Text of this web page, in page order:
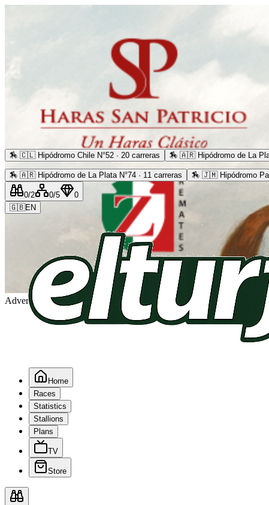
Advertising
🏇 🇨🇱 Hipódromo Chile N°52 · 20 carreras 🏇 🇦🇷 Hipódromo de La
🏇 🇦🇷 Hipódromo de La Plata N°74 · 11 carreras 🏇 🇯🇲 Hipódromo
0/2 0/5
0
🇬🇧EN
Home
Races
Statistics
Stallions
Plans
TV
Store